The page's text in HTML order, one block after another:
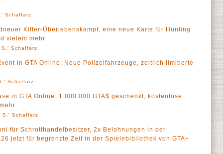
Schaffarz
Kiffer-Überlebenskampf, eine neue Karte für Hunting
vielem mehr
S.' Schaffarz
in GTA Online: Neue Polizeifahrzeuge, zeitlich limitierte
Schaffarz
in GTA Online: 1.000.000 GTA$ geschenkt, kostenlose
S.' Schaffarz
für Schrotthandelbesitzer, 2x Belohnungen in der
jetzt für begrenzte Zeit in der Spielebibliothek von GTA+